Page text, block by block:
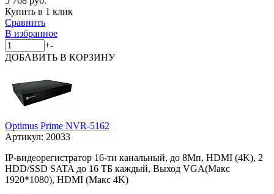
Купить в 1 клик
Сравнить
В избранное
+-
ДОБАВИТЬ В КОРЗИНУ
Optimus Prime NVR-5162
Артикул: 20033
IP-видеорегистратор 16-ти канальный, до 8Мп, HDMI (4K), 2
HDD/SSD SATA до 16 ТБ каждый, Выход VGA(Макс
1920*1080), HDMI (Макс 4K)